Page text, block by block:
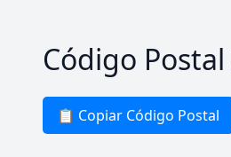
Código
📋 Copiar Código Postal